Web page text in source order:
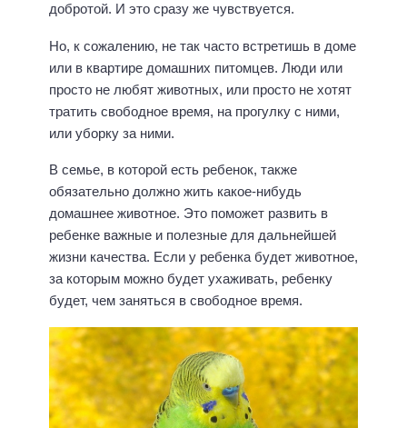
добротой. И это сразу же чувствуется.
Но, к сожалению, не так часто встретишь в доме
или в квартире домашних питомцев. Люди или
просто не любят животных, или просто не хотят
тратить свободное время, на прогулку с ними,
или уборку за ними.
В семье, в которой есть ребенок, также
обязательно должно жить какое-нибудь
домашнее животное. Это поможет развить в
ребенке важные и полезные для дальнейшей
жизни качества. Если у ребенка будет животное,
за которым можно будет ухаживать, ребенку
будет, чем заняться в свободное время.